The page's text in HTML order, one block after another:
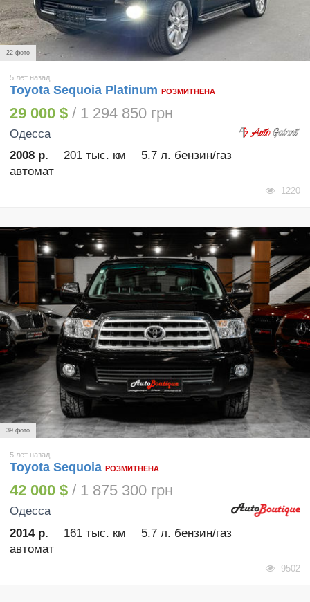
22 фото
5 лет назад
Toyota Sequoia Platinum РОЗМИТНЕНА
29 000 $ / 1 294 850 грн
Одесса
2008 р.
201 тыс. км
5.7 л. бензин/газ
автомат
1220
39 фото
5 лет назад
Toyota Sequoia РОЗМИТНЕНА
42 000 $ / 1 875 300 грн
Одесса
2014 р.
161 тыс. км
5.7 л. бензин/газ
автомат
9502